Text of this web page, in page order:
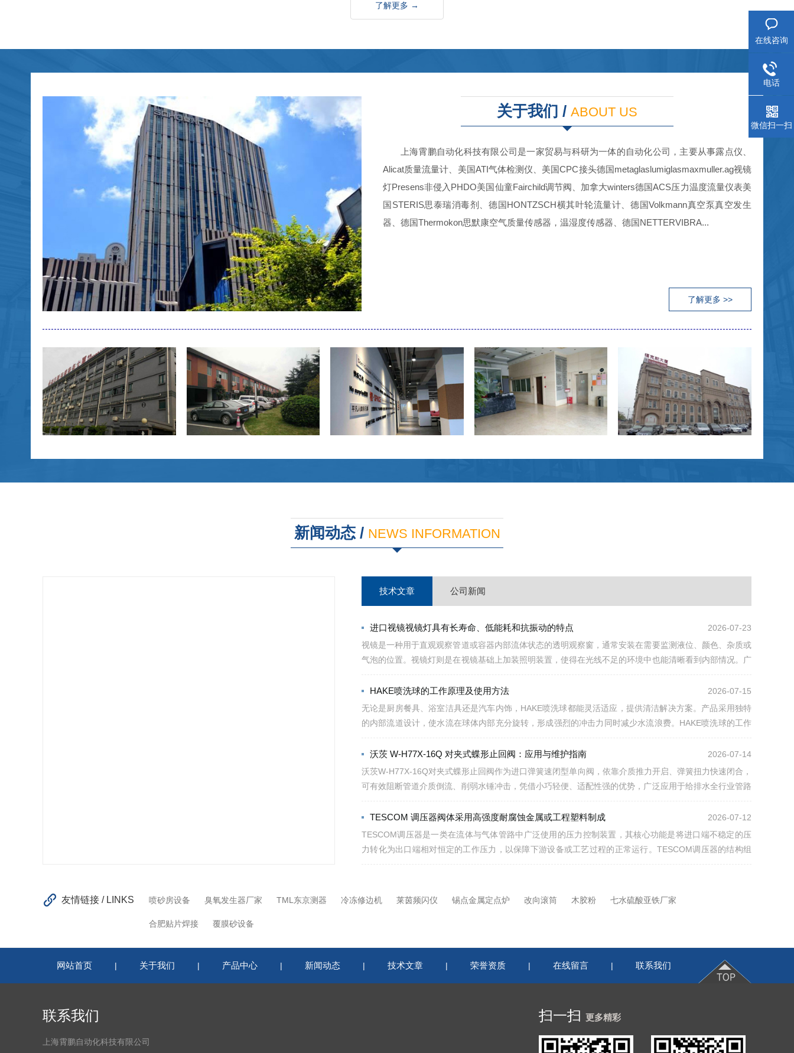
了解更多 →
关于我们 / ABOUT US
上海霄鹏自动化科技有限公司是一家贸易与科研为一体的自动化公司，主要从事露点仪、
Alicat质量流量计、美国ATI气体检测仪、美国CPC接头德国metaglaslumiglasmaxmuller.ag视镜
灯Presens非侵入PHDO美国仙童Fairchild调节阀、加拿大winters德国ACS压力温度流量仪表美
国STERIS思泰瑞消毒剂、德国HONTZSCH横其叶轮流量计、德国Volkmann真空泵真空发生
器、德国Thermokon思默康空气质量传感器，温湿度传感器、德国NETTERVIBRA...
了解更多 >>
新闻动态 / NEWS INFORMATION
技术文章 公司新闻
进口视镜视镜灯具有长寿命、低能耗和抗振动的特点
2026-07-23
视镜是一种用于直观观察管道或容器内部流体状态的透明观察窗，通常安装在需要监测液位、颜色、杂质或
气泡的位置。视镜灯则是在视镜基础上加装照明装置，使得在光线不足的环境中也能清晰看到内部情况。广
HAKE喷洗球的工作原理及使用方法
2026-07-15
无论是厨房餐具、浴室洁具还是汽车内饰，HAKE喷洗球都能灵活适应，提供清洁解决方案。产品采用独特
的内部流道设计，使水流在球体内部充分旋转，形成强烈的冲击力同时减少水流浪费。HAKE喷洗球的工作
沃茨 W-H77X-16Q 对夹式蝶形止回阀：应用与维护指南
2026-07-14
沃茨W-H77X-16Q对夹式蝶形止回阀作为进口弹簧速闭型单向阀，依靠介质推力开启、弹簧扭力快速闭合，
可有效阻断管道介质倒流、削弱水锤冲击，凭借小巧轻便、适配性强的优势，广泛应用于给排水全行业管路
TESCOM 调压器阀体采用高强度耐腐蚀金属或工程塑料制成
2026-07-12
TESCOM调压器是一类在流体与气体管路中广泛使用的压力控制装置，其核心功能是将进口端不稳定的压
力转化为出口端相对恒定的工作压力，以保障下游设备或工艺过程的正常运行。TESCOM调压器的结构组
友情链接 / LINKS 喷砂房设备 臭氧发生器厂家 TML东京测器 冷冻修边机 莱茵频闪仪 锡点金属定点炉 改向滚筒 木胶粉 七水硫酸亚铁厂家
合肥贴片焊接 覆膜砂设备
网站首页 | 关于我们 | 产品中心 | 新闻动态 | 技术文章 | 荣誉资质 | 在线留言 | 联系我们
联系我们
上海霄鹏自动化科技有限公司
扫一扫 更多精彩
在线咨询
电话
微信扫一扫